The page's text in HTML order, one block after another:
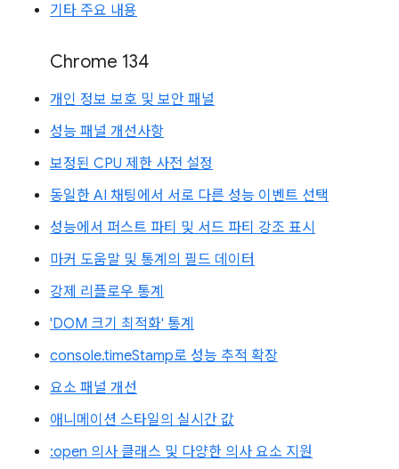
기타 주요 내용
Chrome 134
개인 정보 보호 및 보안 패널
성능 패널 개선사항
보정된 CPU 제한 사전 설정
동일한 AI 채팅에서 서로 다른 성능 이벤트 선택
성능에서 퍼스트 파티 및 서드 파티 강조 표시
마커 도움말 및 통계의 필드 데이터
강제 리플로우 통계
'DOM 크기 최적화' 통계
console.timeStamp로 성능 추적 확장
요소 패널 개선
애니메이션 스타일의 실시간 값
:open 의사 클래스 및 다양한 의사 요소 지원